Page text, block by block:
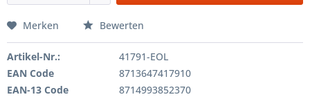
Merken Bewerten
Artikel-Nr.:
41791-EOL
EAN Code
8713647417910
EAN-13 Code
8714993852370